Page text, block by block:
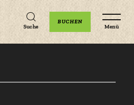
Zum
Zur
Zum
Suche
BUCHEN
Menü
Veranstaltungen